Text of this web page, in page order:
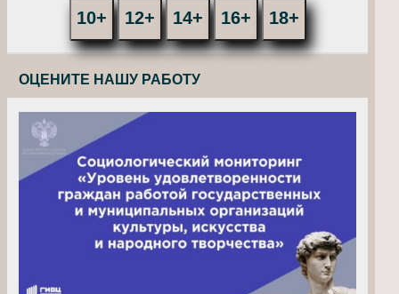
10+ 12+ 14+ 16+ 18+
ОЦЕНИТЕ НАШУ РАБОТУ